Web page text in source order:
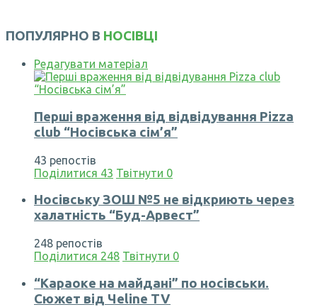
ПОПУЛЯРНО В НОСІВЦІ
Редагувати матеріал
Перші враження від відвідування Pizza
club “Носівська сім’я”
43 репостів
Поділитися 43 Твітнути 0
Носівську ЗОШ №5 не відкриють через
халатність “Буд-Арвест”
248 репостів
Поділитися 248 Твітнути 0
“Караоке на майдані” по носівськи.
Сюжет від Чеline TV